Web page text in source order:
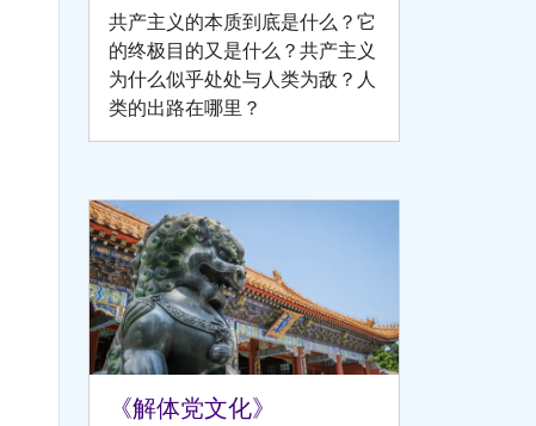
共产主义的本质到底是什么？它
的终极目的又是什么？共产主义
为什么似乎处处与人类为敌？人
类的出路在哪里？
《解体党文化》